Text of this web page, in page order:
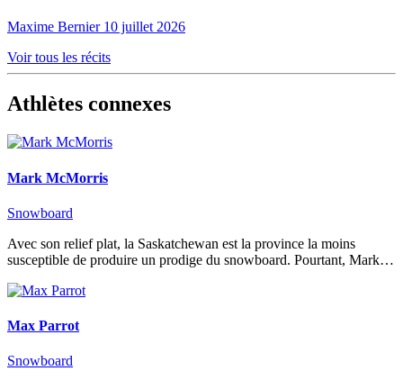
Maxime Bernier 10 juillet 2026
Voir tous les récits
Athlètes connexes
Mark McMorris
Snowboard
Avec son relief plat, la Saskatchewan est la province la moins
susceptible de produire un prodige du snowboard. Pourtant, Mark…
Max Parrot
Snowboard